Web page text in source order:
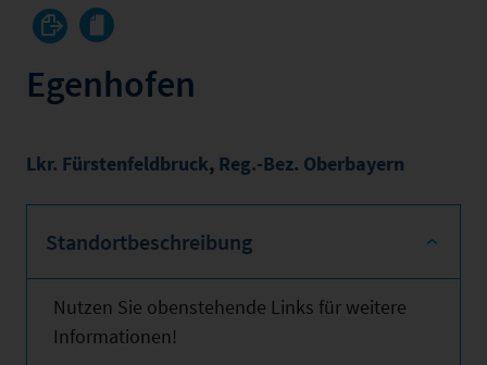
Egenhofen
Lkr. Fürstenfeldbruck, Reg.-Bez. Oberbayern
Standortbeschreibung
Nutzen Sie obenstehende Links für weitere
Informationen!